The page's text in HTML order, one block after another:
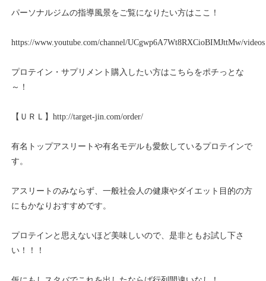
パーソナルジムの指導風景をご覧になりたい方はここ！
https://www.youtube.com/channel/UCgwp6A7Wt8RXCioBIMJttMw/videos
プロテイン・サプリメント購入したい方はこちらをポチっとな
～！
【ＵＲＬ】http://target-jin.com/order/
有名トップアスリートや有名モデルも愛飲しているプロテインで
す。
アスリートのみならず、一般社会人の健康やダイエット目的の方
にもかなりおすすめです。
プロテインと思えないほど美味しいので、是非ともお試し下さ
い！！！